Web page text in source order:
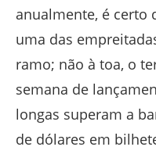
anualmente, é certo
uma das
ramo; não à toa, o
semana de
longas superam a
de dólares em